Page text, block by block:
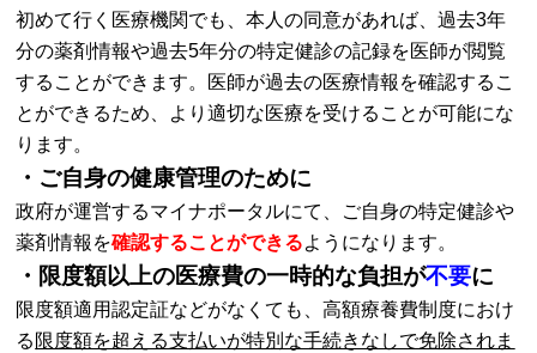
初めて行く医療機関でも、本人の同意があれば、過去3年
分の薬剤情報や過去5年分の特定健診の記録を医師が閲覧
することができます。医師が過去の医療情報を確認するこ
とができるため、より適切な医療を受けることが可能にな
ります。
・ご自身の健康管理のために
政府が運営するマイナポータルにて、ご自身の特定健診や
薬剤情報を確認することができるようになります。
・限度額以上の医療費の一時的な負担が不要に
限度額適用認定証などがなくても、高額療養費制度におけ
る 限度額を超える支払いが特別な手続きなしで免除されま